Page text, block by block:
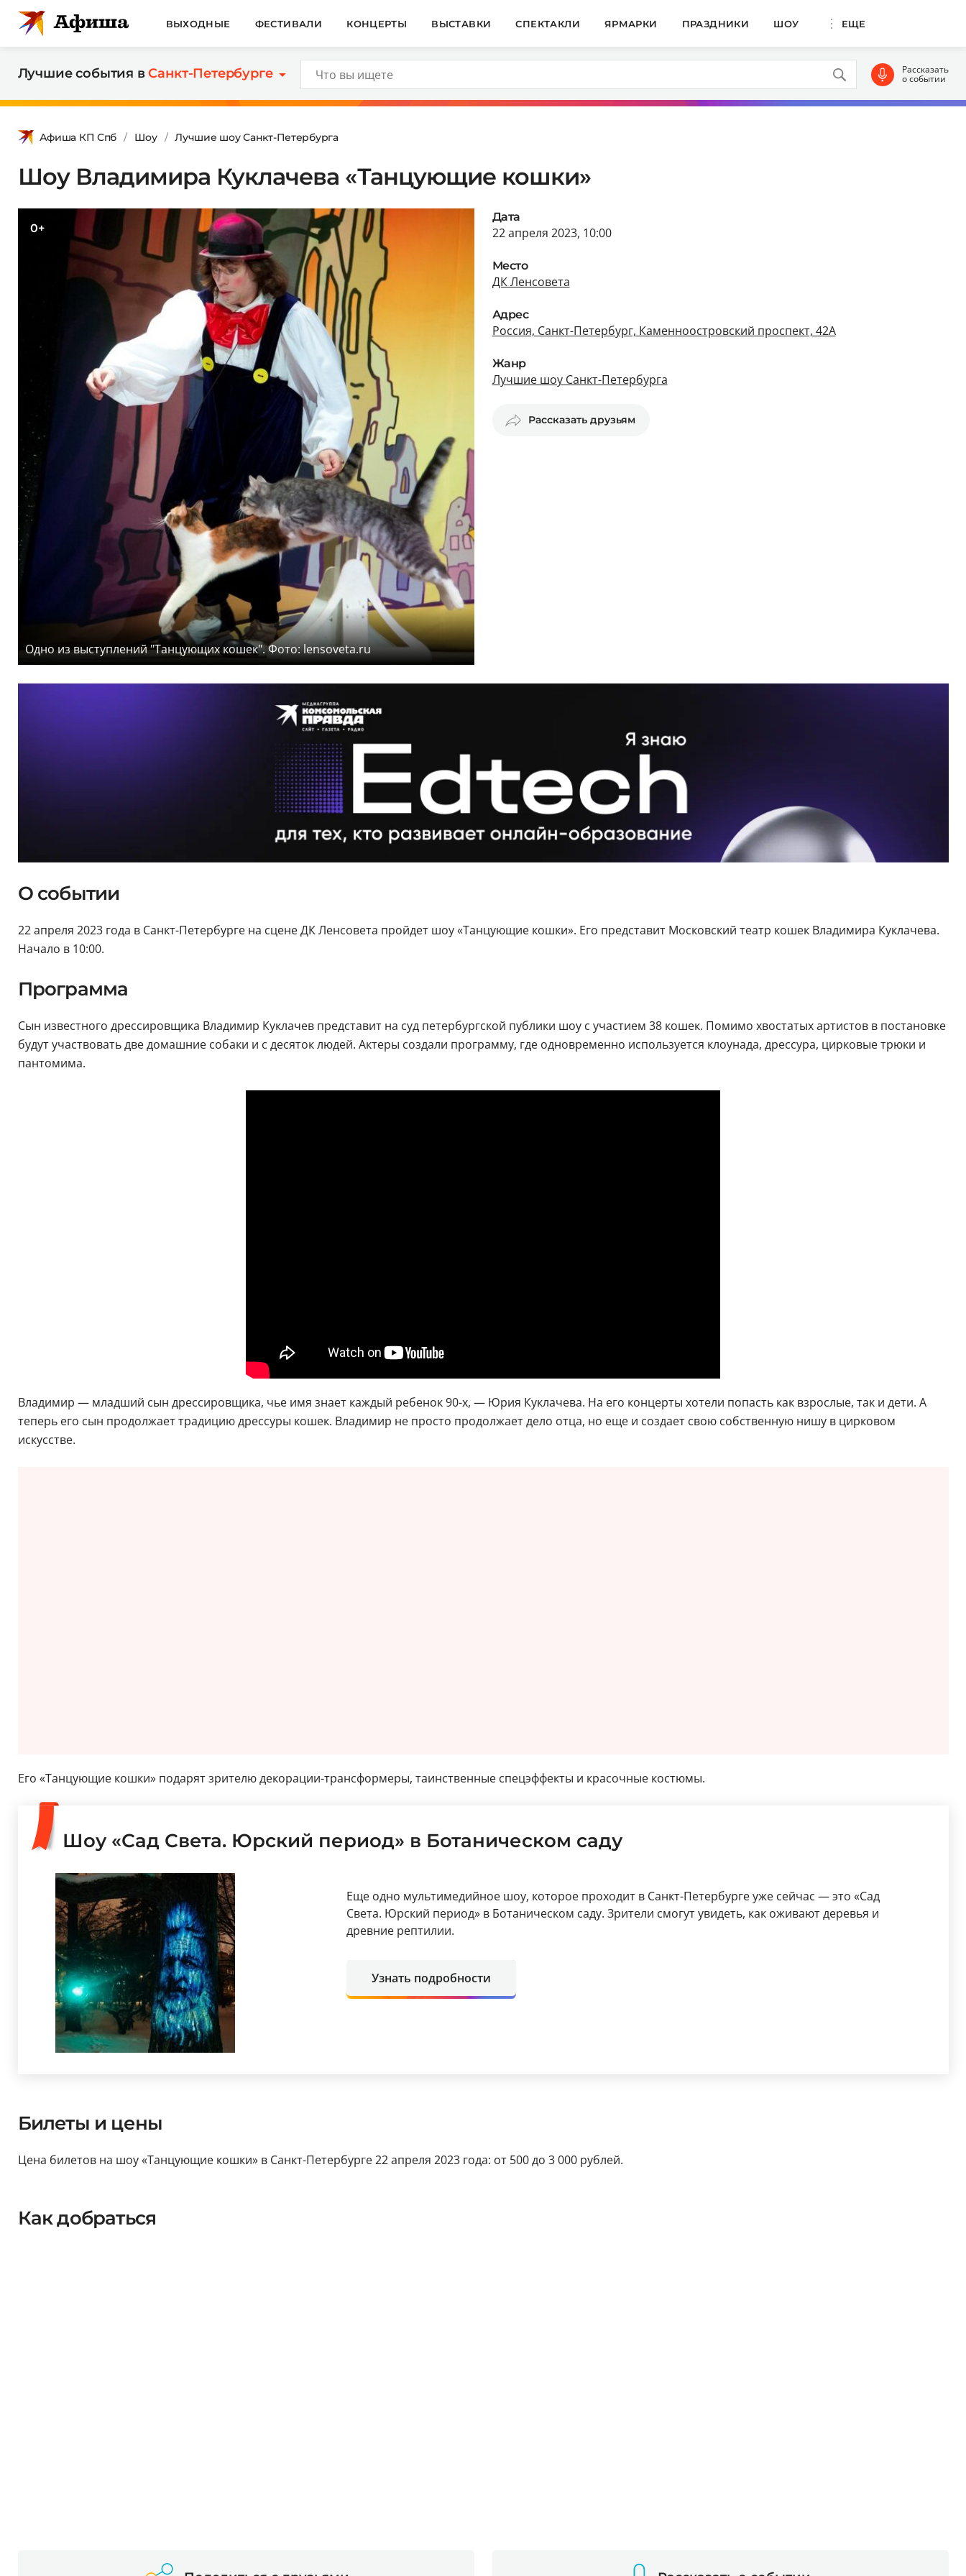
ВЫХОДНЫЕ ФЕСТИВАЛИ КОНЦЕРТЫ ВЫСТАВКИ СПЕКТАКЛИ ЯРМАРКИ ПРАЗДНИКИ ШОУ ЕЩЕ
Лучшие события вСанкт-Петербурге Рассказать
о событии
Афиша КП Спб Шоу Лучшие шоу Санкт-Петербурга
Шоу Владимира Куклачева «Танцующие кошки»
0+
Одно из выступлений "Танцующих кошек". Фото: lensoveta.ru
Дата
22 апреля 2023, 10:00
Место
ДК Ленсовета
Адрес
Россия, Санкт-Петербург, Каменноостровский проспект, 42А
Жанр
Лучшие шоу Санкт-Петербурга
Рассказать друзьям
О событии
22 апреля 2023 года в Санкт-Петербурге на сцене ДК Ленсовета пройдет шоу «Танцующие кошки». Его представит Московский театр кошек Владимира Куклачева.
Начало в 10:00.
Программа
Сын известного дрессировщика Владимир Куклачев представит на суд петербургской публики шоу с участием 38 кошек. Помимо хвостатых артистов в постановке
будут участвовать две домашние собаки и с десяток людей. Актеры создали программу, где одновременно используется клоунада, дрессура, цирковые трюки и
пантомима.
Владимир — младший сын дрессировщика, чье имя знает каждый ребенок 90-х, — Юрия Куклачева. На его концерты хотели попасть как взрослые, так и дети. А
теперь его сын продолжает традицию дрессуры кошек. Владимир не просто продолжает дело отца, но еще и создает свою собственную нишу в цирковом
искусстве.
Его «Танцующие кошки» подарят зрителю декорации-трансформеры, таинственные спецэффекты и красочные костюмы.
Шоу «Сад Света. Юрский период» в Ботаническом саду
Еще одно мультимедийное шоу, которое проходит в Санкт-Петербурге уже сейчас — это «Сад
Света. Юрский период» в Ботаническом саду. Зрители смогут увидеть, как оживают деревья и
древние рептилии.
Узнать подробности
Билеты и цены
Цена билетов на шоу «Танцующие кошки» в Санкт-Петербурге 22 апреля 2023 года: от 500 до 3 000 рублей.
Как добраться